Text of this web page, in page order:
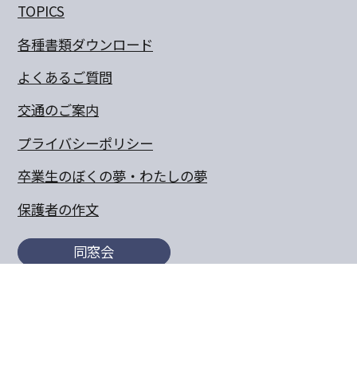
TOPICS
各種書類ダウンロード
よくあるご質問
交通のご案内
プライバシーポリシー
卒業生のぼくの夢・わたしの夢
保護者の作文
同窓会